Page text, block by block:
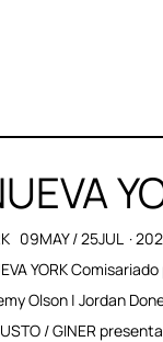
09MAY / 25JUL ·
YORK
Olson | Jordan
/ GINER